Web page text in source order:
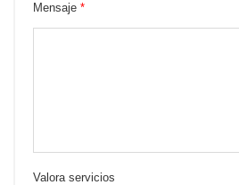
Mensaje *
Valora servicios